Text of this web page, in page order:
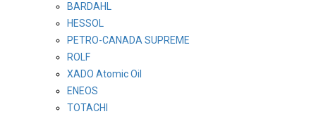
BARDAHL
HESSOL
PETRO-CANADA SUPREME
ROLF
XADO Atomic Oil
ENEOS
TOTACHI